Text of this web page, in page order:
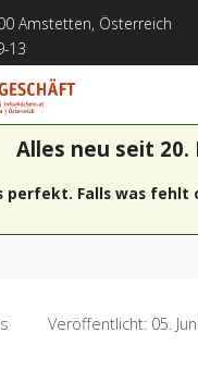
Amstetten, Österreich
13
Alles neu seit 20.
perfekt. Falls was
Veröffentlicht: 05.